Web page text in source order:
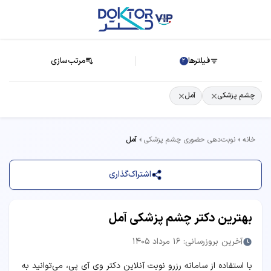
فیلترها 2 مرتب‌سازی
چشم پزشکی آمل
خانه نوبت‌دهی حضوری چشم پزشکی آمل
اشتراک‌گذاری
بهترین دکتر چشم پزشکی آمل
آخرین بروزرسانی: 16 مرداد 1405
با استفاده از سامانه رزرو نوبت آنلاین دکتر وی آی پی، می‌توانید به